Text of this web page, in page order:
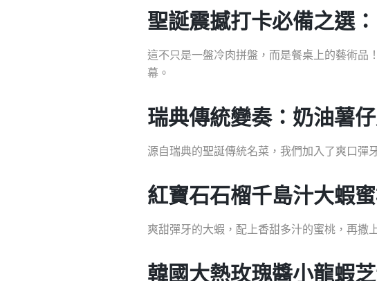
聖誕震撼打卡必備之選
這不只是一盤冷肉拼盤，而是餐桌上的藝術品
幕。
瑞典傳統變奏：奶油薯
源自瑞典的聖誕傳統名菜，我們加入了爽口彈
紅寶石石榴千島汁大蝦
爽甜彈牙的大蝦，配上香甜多汁的蜜桃，再撒
韓國大熱玫瑰醬小龍蝦